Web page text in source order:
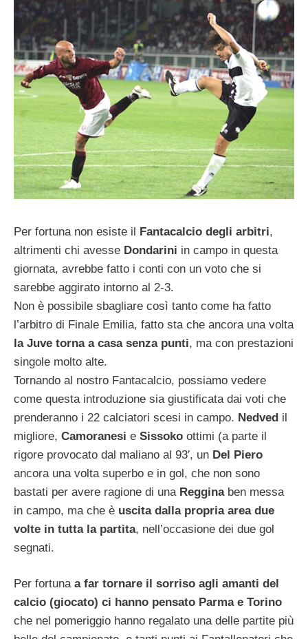
Per fortuna non esiste il Fantacalcio degli arbitri,
altrimenti chi avesse Dondarini in campo in questa
giornata, avrebbe fatto i conti con un voto che si
sarebbe aggirato intorno al 2-3.
Non è possibile sbagliare così tanto come ha fatto
l’arbitro di Finale Emilia, fatto sta che ancora una volta
la Juve torna a casa senza punti, ma con prestazioni
singole molto alte.
Tornando al nostro Fantacalcio, possiamo vedere
come questa introduzione sia giustificata dai voti che
prenderanno i 22 calciatori scesi in campo. Nedved il
migliore, Camoranesi e Sissoko ottimi (a parte il
rigore provocato dal maliano al 93′, un Del Piero
ancora una volta superbo e in gol, che non sono
bastati per avere ragione di una Regginaben messa
in campo, ma che è uscita dalla propria area due
volte in tutta la partita, nell’occasione dei due gol
segnati.
Per fortuna a far tornare il sorriso agli amanti del
calcio (giocato) ci hanno pensato Parma e Torino
che nel pomeriggio hanno regalato una delle partite più